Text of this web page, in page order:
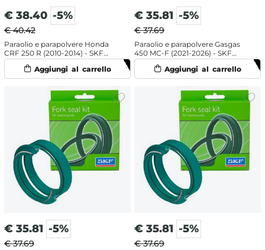
€ 38.40 -5%
€ 40.42
Paraolio e parapolvere Honda
CRF 250 R (2010-2014) - SKF
doppia mescola
€ 35.81 -5%
€ 37.69
Paraolio e parapolvere Gasgas
450 MC-F (2021-2026) - SKF
labbro doppio
€ 35.81 -5%
€ 37.69
€ 35.81 -5%
€ 37.69